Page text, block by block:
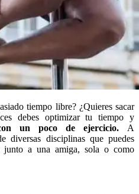
tiempo libre? ¿Quieres sacar
debes optimizar tu tiempo y
un poco de ejercicio. A
diversas disciplinas que puedes
junto a una amiga, sola o como